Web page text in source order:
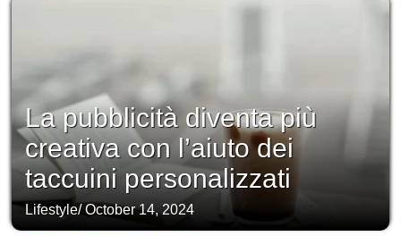
La pubblicità diventa più
creativa con l’aiuto dei
taccuini personalizzati
Lifestyle/October 14, 2024